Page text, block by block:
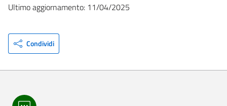
Ultimo aggiornamento: 11/04/2025
Condividi